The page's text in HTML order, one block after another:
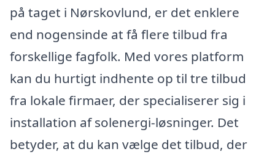
på taget i Nørskovlund, er det enklere
end nogensinde at få flere tilbud fra
forskellige fagfolk. Med vores platform
kan du hurtigt indhente op til tre tilbud
fra lokale firmaer, der specialiserer sig i
installation af solenergi-løsninger. Det
betyder, at du kan vælge det tilbud, der